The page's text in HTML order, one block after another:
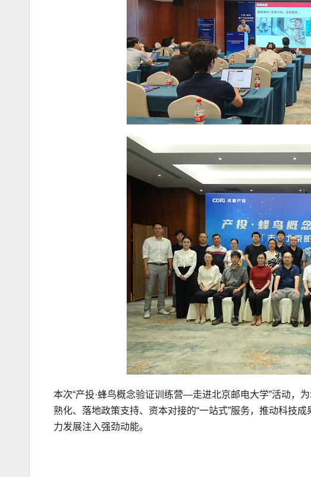
本次“产投·蜂鸟概念验证训练营—走进北京邮电大学”活动，
熟化、落地政策支持、资本对接的“一站式”服务，推动科技
力发展注入强劲动能。